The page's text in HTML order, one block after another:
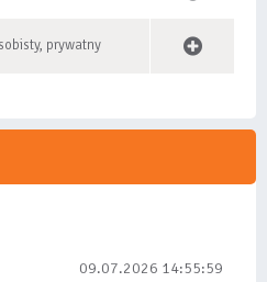
prywatny
09.07.2026 14:55:59